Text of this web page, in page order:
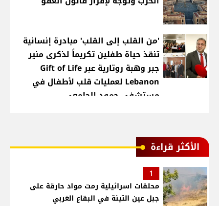
'من القلب إلى القلب' مبادرة إنسانية
تنقذ حياة طفلين تكريماً لذكرى منير
جبر وهبة روتارية عبر Gift of Life
Lebanon لعمليات قلب لأطفال في
مستشفى حمود الجامعي
الأكثر قراءة
1
محلقات اسرائيلية رمت مواد حارقة على
جبل عين التينة في البقاع الغربي